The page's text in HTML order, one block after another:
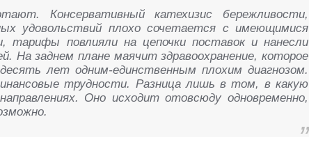
Консервативный катехизис бережливости,
удовольствий плохо сочетается с имеющимися
тарифы повлияли на цепочки поставок и нанесли
На заднем плане маячит здравоохранение, которое
лет одним-единственным плохим диагнозом.
трудности. Разница лишь в том, в какую
Оно исходит отовсюду одновременно,